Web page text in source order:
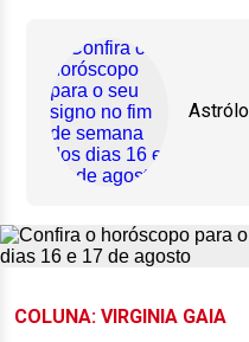
COLUNA: VIRGINIA GAIA